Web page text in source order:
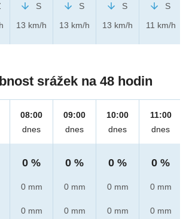
S
13 km/h
S
13 km/h
S
13 km/h
S
11 km/h
srážek na 48 hodin
08:00
dnes
0 %
0 mm
0 mm
09:00
dnes
0 %
0 mm
0 mm
10:00
dnes
0 %
0 mm
0 mm
11:00
dnes
0 %
0 mm
0 mm